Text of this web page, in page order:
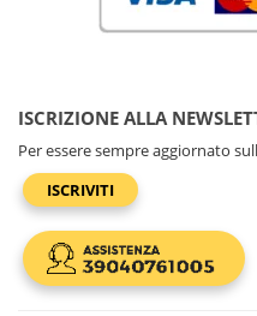
ISCRIZIONE ALLA
Per essere sempre aggiornato
ISCRIVITI